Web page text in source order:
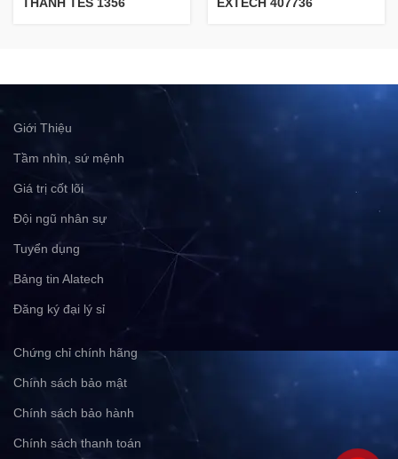
Giới Thiệu
Tầm nhìn, sứ mệnh
Giá trị cốt lõi
Đội ngũ nhân sự
Tuyển dụng
Bảng tin Alatech
Đăng ký đại lý sỉ
Chứng chỉ chính hãng
Chính sách bảo mật
Chính sách bảo hành
Chính sách thanh toán